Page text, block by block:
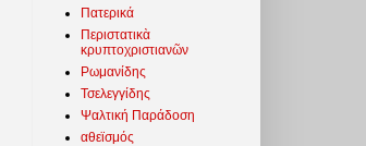
Πατερικά
Περιστατικὰ
κρυπτοχριστιανῶν
Ρωμανίδης
Τσελεγγίδης
Ψαλτική Παράδοση
αθεϊσμός